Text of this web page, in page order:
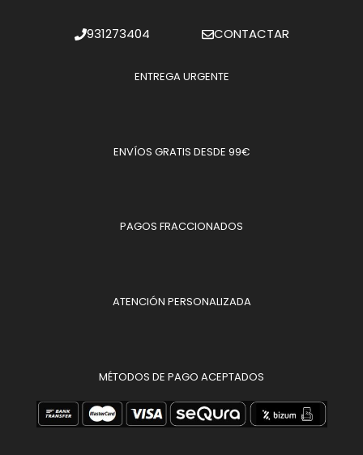
931273404 CONTACTAR
ENTREGA URGENTE
ENVÍOS GRATIS DESDE 99€
PAGOS FRACCIONADOS
ATENCIÓN PERSONALIZADA
MÉTODOS DE PAGO ACEPTADOS